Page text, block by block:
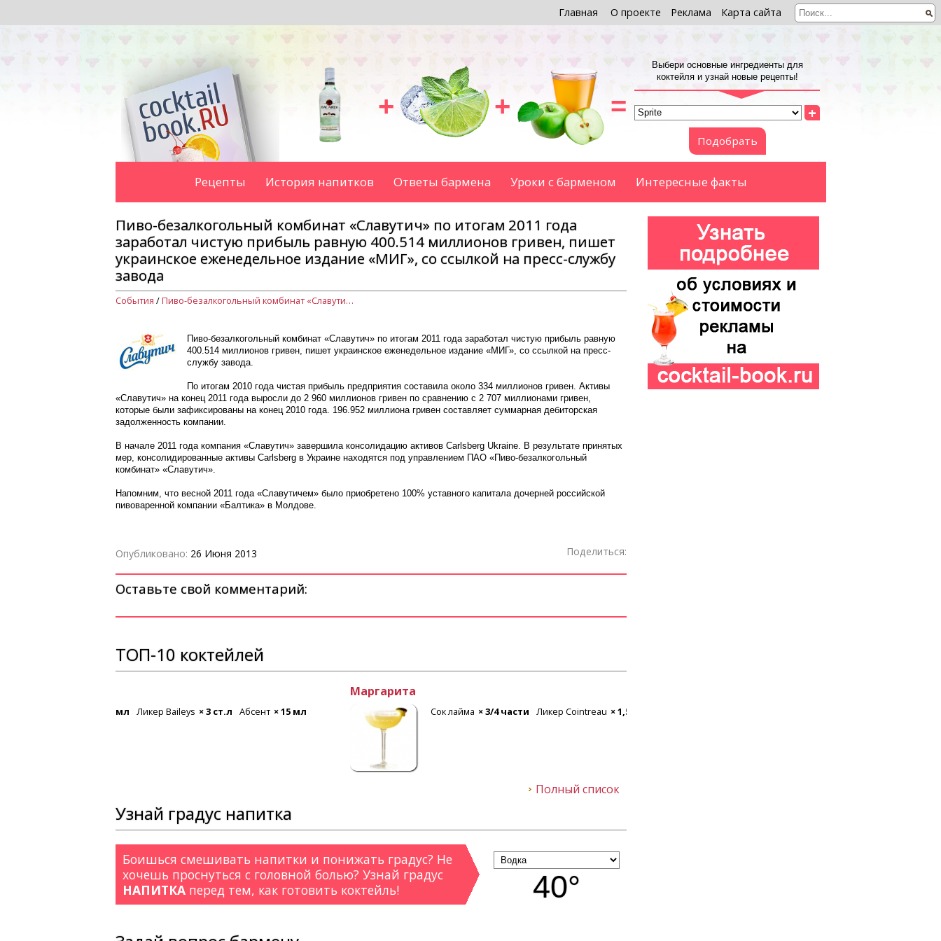
Главная О проекте Реклама Карта сайта
+ + =
Выбери основные ингредиенты для
коктейля и узнай новые рецепты!
+
Подобрать
Рецепты История напитков Ответы бармена Уроки с барменом Интересные факты
Пиво-безалкогольный комбинат «Славутич» по итогам 2011 года
заработал чистую прибыль равную 400.514 миллионов гривен, пишет
украинское еженедельное издание «МИГ», со ссылкой на пресс-службу
завода
События / Пиво-безалкогольный комбинат «Славутич» по итогам 2011 года заработал чистую прибыль равную 400.514 миллионов гривен, пишет украинское еженедельное издание «МИГ», со ссылкой на пресс-службу завода
Пиво-безалкогольный комбинат «Славутич» по итогам 2011 года заработал чистую прибыль равную
400.514 миллионов гривен, пишет украинское еженедельное издание «МИГ», со ссылкой на пресс-
службу завода.
По итогам 2010 года чистая прибыль предприятия составила около 334 миллионов гривен. Активы
«Славутич» на конец 2011 года выросли до 2 960 миллионов гривен по сравнению с 2 707 миллионами гривен,
которые были зафиксированы на конец 2010 года. 196.952 миллиона гривен составляет суммарная дебиторская
задолженность компании.
В начале 2011 года компания «Славутич» завершила консолидацию активов Carlsberg Ukraine. В результате принятых
мер, консолидированные активы Carlsberg в Украине находятся под управлением ПАО «Пиво-безалкогольный
комбинат» «Славутич».
Напомним, что весной 2011 года «Славутичем» было приобретено 100% уставного капитала дочерней российской
пивоваренной компании «Балтика» в Молдове.
Поделиться:
Опубликовано: 26 Июня 2013
Оставьте свой комментарий:
ТОП-10 коктейлей
Сок лайма × 3/4 части Ликер Cointreau × 1,5 части Лед Текила × 2 части
Полный список
Узнай градус напитка
40°
Боишься смешивать напитки и понижать градус? Не
хочешь проснуться с головной болью? Узнай градус
НАПИТКА перед тем, как готовить коктейль!